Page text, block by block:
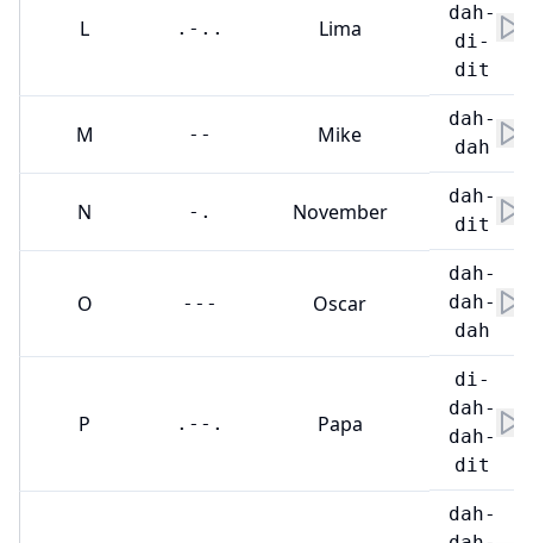
L .-.. Lima
dah-
di-
dit
M -- Mike
dah-
dah
N -. November
dah-
dit
O --- Oscar
dah-
dah-
dah
P .--. Papa
di-
dah-
dah-
dit
dah-